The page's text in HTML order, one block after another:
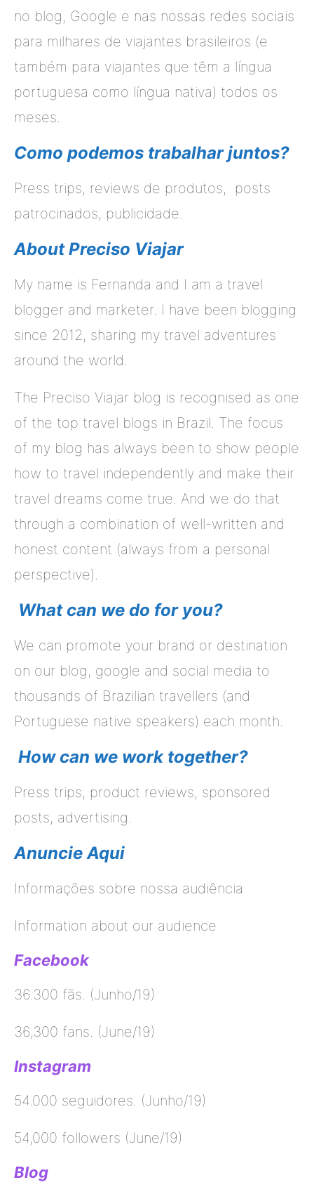
no blog, Google e nas nossas redes sociais
para milhares de viajantes brasileiros (e
também para viajantes que têm a língua
portuguesa como língua nativa) todos os
meses.
Como podemos trabalhar juntos?
Press trips, reviews de produtos, posts
patrocinados, publicidade.
About Preciso Viajar
My name is Fernanda and I am a travel
blogger and marketer. I have been blogging
since 2012, sharing my travel adventures
around the world.
The Preciso Viajar blog is recognised as one
of the top travel blogs in Brazil. The focus
of my blog has always been to show people
how to travel independently and make their
travel dreams come true. And we do that
through a combination of well-written and
honest content (always from a personal
perspective).
What can we do for you?
We can promote your brand or destination
on our blog, google and social media to
thousands of Brazilian travellers (and
Portuguese native speakers) each month.
Howcan we work together?
Press trips, product reviews, sponsored
posts, advertising.
Anuncie Aqui
Informações sobre nossa audiência
Information about our audience
Facebook
36.300 fãs. (Junho/19)
36,300 fans. (June/19)
Instagram
54.000 seguidores. (Junho/19)
54,000 followers (June/19)
Blog